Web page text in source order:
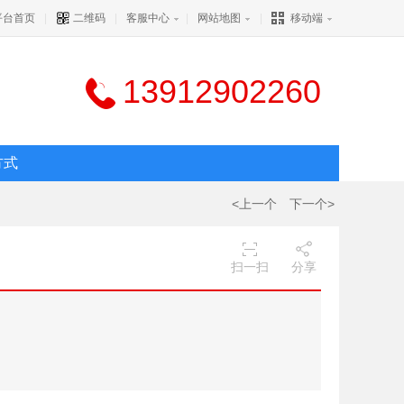
台首页 二维码 客服中心 网站地图 移动端
13912902260
式
<上一个 下一个>
扫一扫 分享